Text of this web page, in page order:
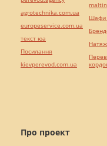
Про проект
agrotechnika.com.ua
europeservice.com.ua
текст юа
Посилання
kievperevod.com.ua
Шафи